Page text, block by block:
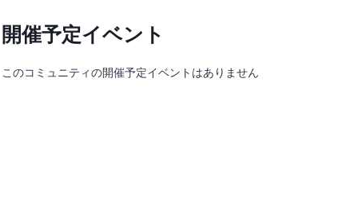
開催予定イベント
このコミュニティの開催予定イベントはありません